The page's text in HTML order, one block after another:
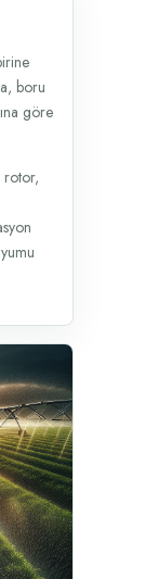
boru
göre
rotor,